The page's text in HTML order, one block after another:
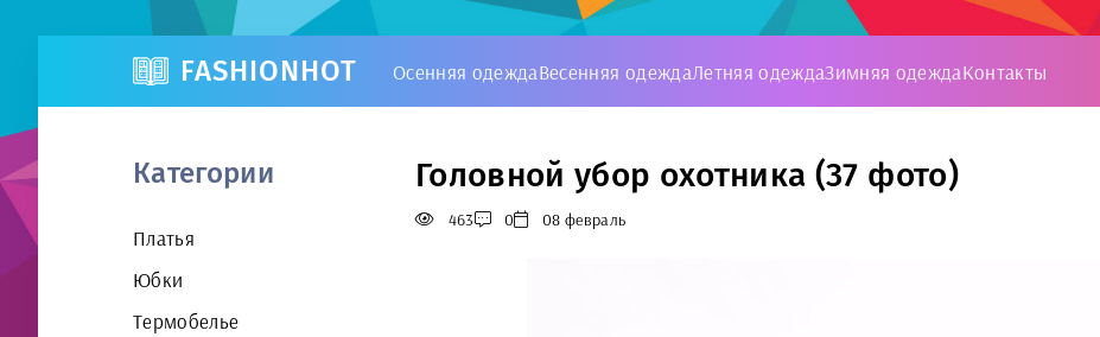
FASHIONHOT Осенняя одеждаВесенняя одеждаЛетняя одеждаЗимняя одеждаКонтакты
Категории
Платья
Юбки
Термобелье
Головной убор охотника (37 фото)
463 0 08 февраль